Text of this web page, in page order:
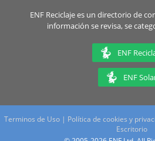
ENF Reciclaje es un directorio de
información se revisa, se
ENF
ENF
Terminos de Uso| Política de cookies y
Escritorio